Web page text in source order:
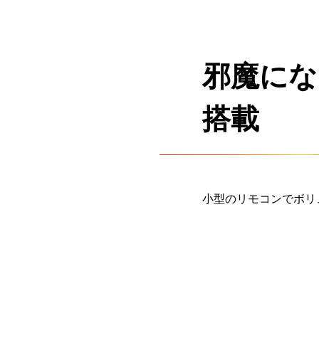
邪魔に
搭載
小型のリモコンでボ